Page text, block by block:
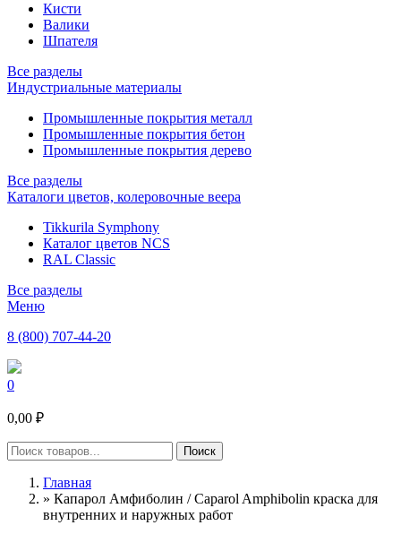
Кисти
Валики
Шпателя
Все разделы
Индустриальные материалы
Промышленные покрытия металл
Промышленные покрытия бетон
Промышленные покрытия дерево
Все разделы
Каталоги цветов, колеровочные веера
Tikkurila Symphony
Каталог цветов NCS
RAL Classic
Все разделы
Меню
8 (800) 707-44-20
0
0,00 ₽
Главная
» Капарол Амфиболин / Caparol Amphibolin краска для
внутренних и наружных работ